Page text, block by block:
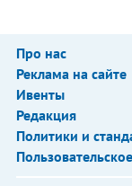
Про нас
Реклама на сайте
Ивенты
Редакция
Политики и